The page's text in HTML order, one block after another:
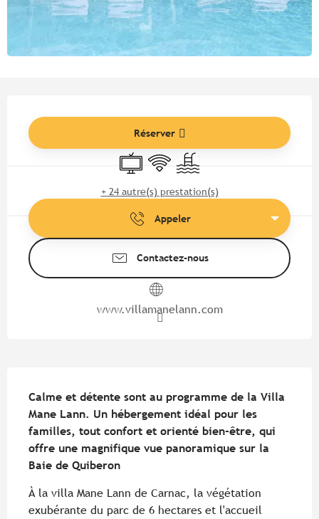
Réserver
Télévision
WiFi Piscine
+ 24 autre(s) prestation(s)
Appeler
Contactez-nous
www.villamanelann.com
Calme et détente sont au programme de la Villa
Mane Lann. Un hébergement idéal pour les
familles, tout confort et orienté bien-être, qui
offre une magnifique vue panoramique sur la
Baie de Quiberon
À la villa Mane Lann de Carnac, la végétation
exubérante du parc de 6 hectares et l'accueil